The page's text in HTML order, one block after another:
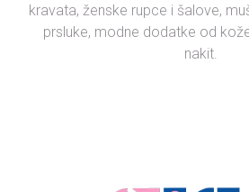
kravata, ženske rupce i šalove,
prsluke, modne dodatke od
nakit.